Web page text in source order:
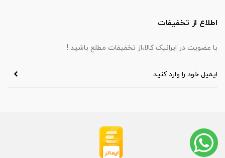
اطلاع از تخفیفات
با عضویت در ایرانیک کالا،از تخفیفات مطلع باشید !